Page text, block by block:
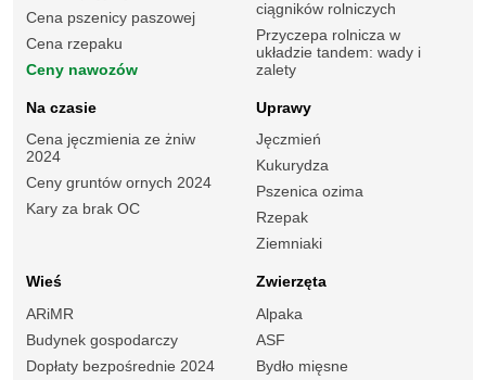
Cena pszenicy paszowej
Cena rzepaku
Ceny nawozów
ciągników rolniczych
Przyczepa rolnicza w
układzie tandem: wady i
zalety
Na czasie
Cena jęczmienia ze żniw
2024
Ceny gruntów ornych 2024
Kary za brak OC
Uprawy
Jęczmień
Kukurydza
Pszenica ozima
Rzepak
Ziemniaki
Wieś
ARiMR
Budynek gospodarczy
Dopłaty bezpośrednie 2024
Zwierzęta
Alpaka
ASF
Bydło mięsne